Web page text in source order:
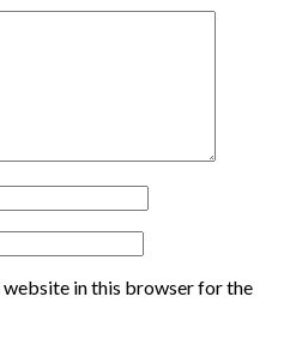
website in this browser for the